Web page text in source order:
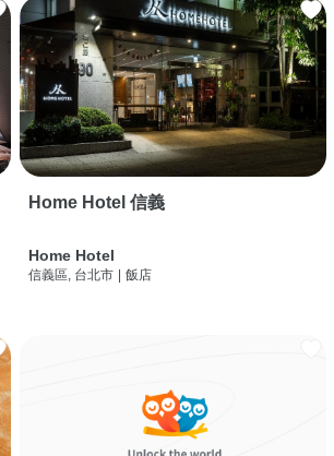
Home Hotel 信義
Home Hotel
信義區, 台北市 飯店